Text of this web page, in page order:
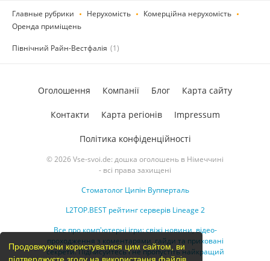
Продовжуючи користуватися цим сайтом, ви
Главные рубрики Нерухомість
Комерційна нерухомість
Оренда приміщень
Північний Райн-Вестфалія (1)
© 2026 Vse-svoi.de: дошка оголошень в Німеччині
- всі права захищені
Стоматолог Ципін Вупперталь
L2TOP.BEST рейтинг серверів Lineage 2
Все про комп'ютерні ігри: свіжі новини, відео-
проходження з коментарями, гайди та приховані
секрети. Підписуйтесь і не пропустіть найкращий
Оголошення Компанії Блог Карта сайту
Контакти Карта регіонів Impressum
Політика конфіденційності